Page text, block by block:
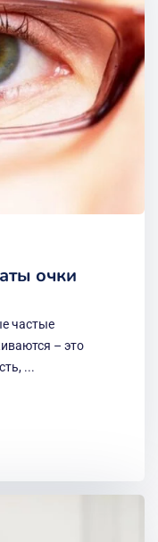
очки
частые
– это
...